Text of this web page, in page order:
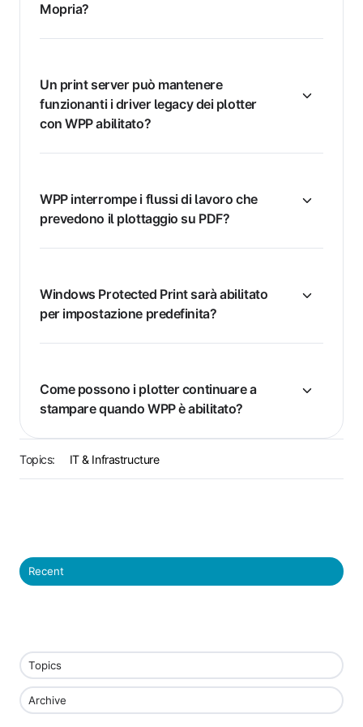
Mopria?
Un print server può mantenere
funzionanti i driver legacy dei plotter
con WPP abilitato?
WPP interrompe i flussi di lavoro che
prevedono il plottaggio su PDF?
Windows Protected Print sarà abilitato
per impostazione predefinita?
Come possono i plotter continuare a
stampare quando WPP è abilitato?
Topics: IT & Infrastructure
Recent
Topics
Archive